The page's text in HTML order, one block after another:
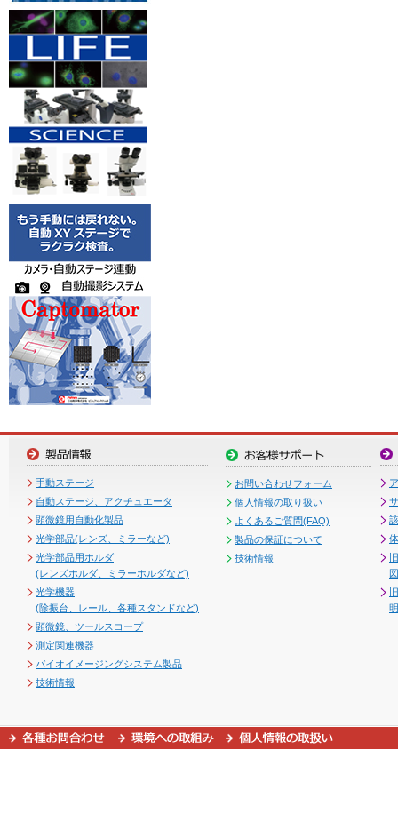
手動ステージ
自動ステージ、アクチュエータ
顕微鏡用自動化製品
光学部品(レンズ、ミラーなど)
光学部品用ホルダ
(レンズホルダ、ミラーホルダなど)
光学機器
(除振台、レール、各種スタンドなど)
顕微鏡、ツールスコープ
測定関連機器
バイオイメージングシステム製品
技術情報
お問い合わせフォーム
個人情報の取り扱い
よくあるご質問(FAQ)
製品の保証について
技術情報